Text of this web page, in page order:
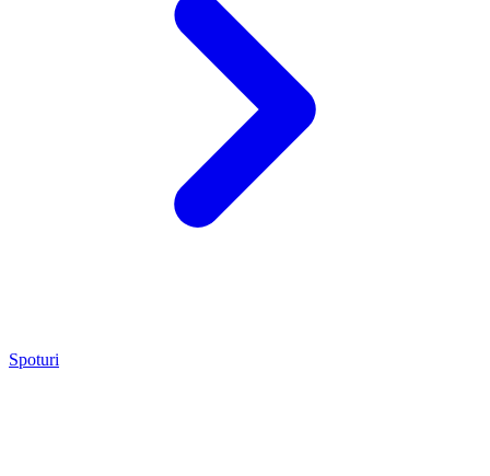
Spoturi